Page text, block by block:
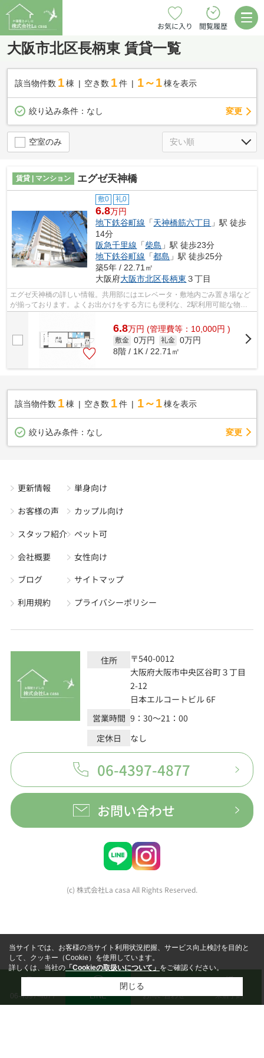
お気に入り 閲覧履歴
大阪市北区長柄東 賃貸一覧
該当物件数 1棟 空き数 1 件 1～1 棟を表示
絞り込み条件： なし 変更
空室のみ
賃貸 | マンション エグゼ天神橋
敷0 礼0
6.8万円
地下鉄谷町線 「天神橋筋六丁目 」駅 徒歩
14分
阪急千里線 「柴島 」駅 徒歩23分
地下鉄谷町線 「都島 」駅 徒歩25分
築5年 / 22.71㎡
大阪府大阪市北区長柄東 ３丁目
エグゼ天神橋の詳しい情報。共用部にはエレベータ・敷地内ごみ置き場など
が揃っております。よくお出かけをする方にも便利な、2駅利用可能な物件
です。徒歩14分で駅へのアクセスができ...
6.8万円 (管理費等：10,000円 )
敷金 0万円 礼金 0万円
8階 / 1K / 22.71㎡
該当物件数 1棟 空き数 1 件 1～1 棟を表示
絞り込み条件： なし 変更
更新情報
お客様の声
スタッフ紹介
会社概要
ブログ
利用規約
単身向け
カップル向け
ペット可
女性向け
サイトマップ
プライバシーポリシー
住所
〒540-0012
大阪府大阪市中央区谷町３丁目
2-12
日本エルコートビル 6F
営業時間 9：30～21：00
定休日
なし
06-4397-4877
お問い合わせ
(c) 株式会社La casa All Rights Reserved.
06-4397-4877 LINE お問い合わせ 来店予約
当サイトでは、お客様の当サイト利用状況把握、サービス向上検討を目的と
して、クッキー（Cookie）を使用しています。
詳しくは、当社の「Cookieの取扱いについて」をご確認ください。
閉じる